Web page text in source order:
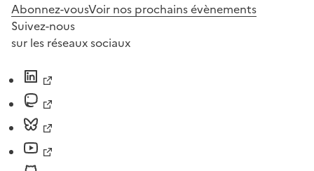
Abonnez-vousVoir nos prochains évènements
Suivez-nous
sur les réseaux sociaux